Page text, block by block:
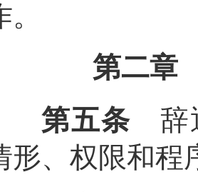
第二章
第五条 辞
形、权限和程